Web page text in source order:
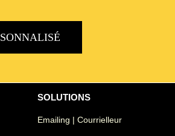
SOLUTIONS
Emailing | Courrielleur